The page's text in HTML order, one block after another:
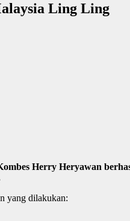
Ling Ling
Herry Heryawan
yang dilakukan: